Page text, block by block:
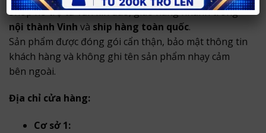
Shop hỗ trợ tư vấn kín đáo, giao hàng nhanh trong
nội thành Vinh và ship hàng toàn quốc.
Sản phẩm được đóng gói cẩn thận, bảo mật thông tin
khách hàng và không ghi tên sản phẩm nhạy cảm
bên ngoài.
Địa chỉ cửa hàng:
Cơ sở 1: